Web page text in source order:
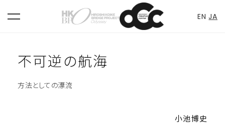
Skip
toggle
EN JA
不可逆の航海
方法としての漂流
小池博史